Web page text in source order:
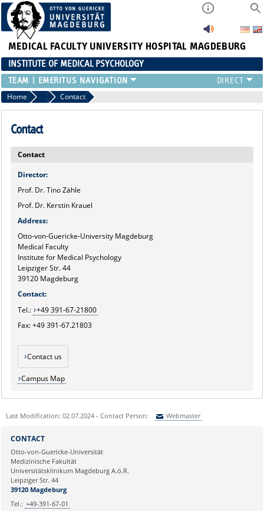
MEDICAL FACULTY UNIVERSITY HOSPITAL MAGDEBURG
INSTITUTE OF MEDICAL PSYCHOLOGY
TEAM EMERITUS
Home Marginalboxen
Contact
Contact
Contact
Director:
Prof. Dr. Tino Zähle
Prof. Dr. Kerstin Krauel
Address:
Otto-von-Guericke-University Magdeburg
Medical Faculty
Institute for Medical Psychology
Leipziger Str. 44
39120 Magdeburg
Contact:
Tel.: +49 391-67-21800
Fax: +49 391-67.21803
Contact us
Campus Map
Last Modification: 02.07.2024 - Contact Person: Webmaster
Ihre E-Mailadresse:
Ihr Anliegen:
CONTACT
Otto-von-Guericke-Universität
Medizinische Fakultät
Universitätsklinikum Magdeburg A.ö.R.
Leipziger Str. 44
39120 Magdeburg
Tel.: +49-391-67-01